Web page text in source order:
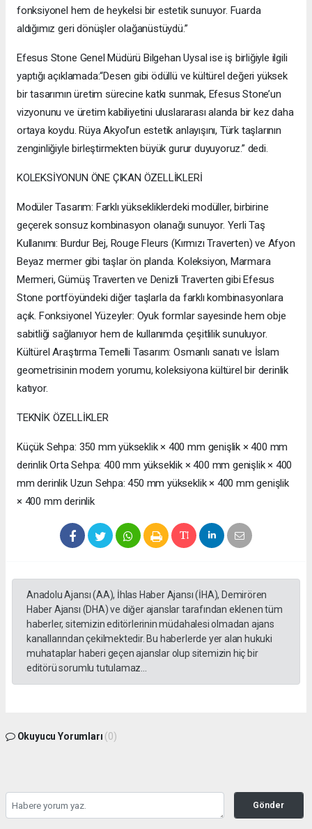
fonksiyonel hem de heykelsi bir estetik sunuyor. Fuarda
aldığımız geri dönüşler olağanüstüydü.”
Efesus Stone Genel Müdürü Bilgehan Uysal ise iş birliğiyle ilgili
yaptığı açıklamada:“Desen gibi ödüllü ve kültürel değeri yüksek
bir tasarımın üretim sürecine katkı sunmak, Efesus Stone’un
vizyonunu ve üretim kabiliyetini uluslararası alanda bir kez daha
ortaya koydu. Rüya Akyol’un estetik anlayışını, Türk taşlarının
zenginliğiyle birleştirmekten büyük gurur duyuyoruz.” dedi.
KOLEKSİYONUN ÖNE ÇIKAN ÖZELLİKLERİ
Modüler Tasarım: Farklı yüksekliklerdeki modüller, birbirine
geçerek sonsuz kombinasyon olanağı sunuyor. Yerli Taş
Kullanımı: Burdur Bej, Rouge Fleurs (Kırmızı Traverten) ve Afyon
Beyaz mermer gibi taşlar ön planda. Koleksiyon, Marmara
Mermeri, Gümüş Traverten ve Denizli Traverten gibi Efesus
Stone portföyündeki diğer taşlarla da farklı kombinasyonlara
açık. Fonksiyonel Yüzeyler: Oyuk formlar sayesinde hem obje
sabitliği sağlanıyor hem de kullanımda çeşitlilik sunuluyor.
Kültürel Araştırma Temelli Tasarım: Osmanlı sanatı ve İslam
geometrisinin modern yorumu, koleksiyona kültürel bir derinlik
katıyor.
TEKNİK ÖZELLİKLER
Küçük Sehpa: 350 mm yükseklik × 400 mm genişlik × 400 mm
derinlik Orta Sehpa: 400 mm yükseklik × 400 mm genişlik × 400
mm derinlik Uzun Sehpa: 450 mm yükseklik × 400 mm genişlik
× 400 mm derinlik
Anadolu Ajansı (AA), İhlas Haber Ajansı (İHA), Demirören
Haber Ajansı (DHA) ve diğer ajanslar tarafından eklenen tüm
haberler, sitemizin editörlerinin müdahalesi olmadan ajans
kanallarından çekilmektedir. Bu haberlerde yer alan hukuki
muhataplar haberi geçen ajanslar olup sitemizin hiç bir
editörü sorumlu tutulamaz...
Okuyucu Yorumları (0)
Gönder